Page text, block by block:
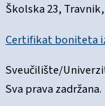
Školska 23,
Certifikat boniteta
Sveučilište/
Sva prava zadržana.